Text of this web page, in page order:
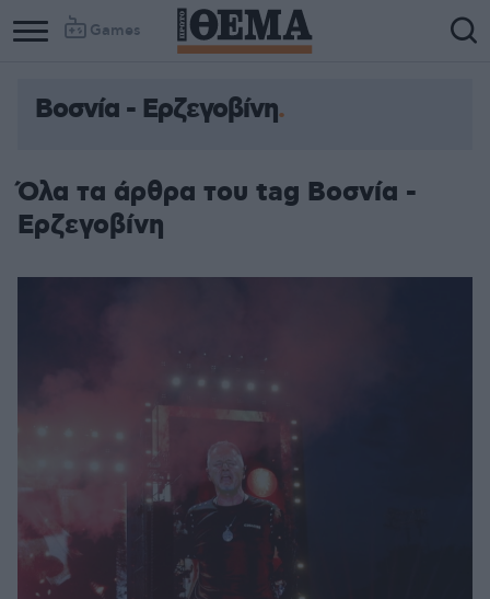
Games
Βοσνία - Ερζεγοβίνη
Όλα τα άρθρα του tag Βοσνία -
Ερζεγοβίνη